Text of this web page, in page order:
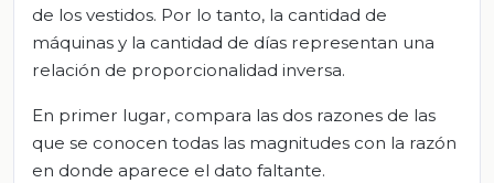
de los vestidos. Por lo tanto, la cantidad de
máquinas y la cantidad de días representan una
relación de proporcionalidad inversa.
En primer lugar, compara las dos razones de las
que se conocen todas las magnitudes con la razón
en donde aparece el dato faltante.